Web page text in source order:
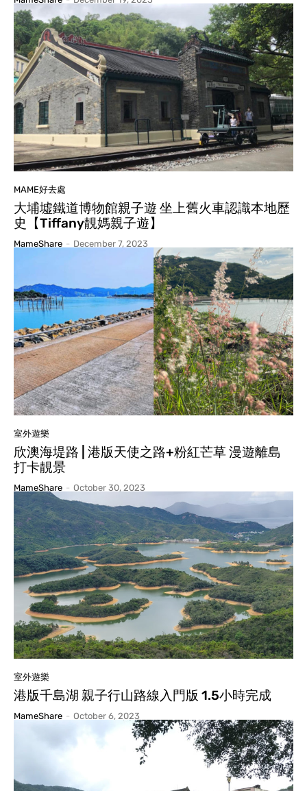
MAME好去處
大埔墟鐵道博物館親子遊 坐上舊火車認識本地歷
史【Tiffany靚媽親子遊】
MameShare - December 7, 2023
室外遊樂
欣澳海堤路 | 港版天使之路+粉紅芒草 漫遊離島
打卡靚景
MameShare - October 30, 2023
室外遊樂
港版千島湖 親子行山路線入門版 1.5小時完成
MameShare - October 6, 2023